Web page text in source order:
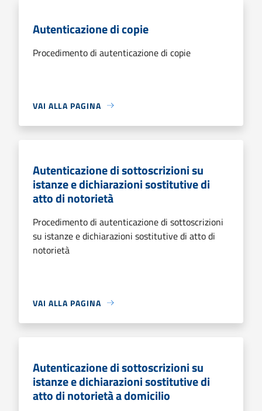
Autenticazione di copie
Procedimento di autenticazione di copie
VAI ALLA PAGINA
Autenticazione di sottoscrizioni su
istanze e dichiarazioni sostitutive di
atto di notorietà
Procedimento di autenticazione di sottoscrizioni
su istanze e dichiarazioni sostitutive di atto di
notorietà
VAI ALLA PAGINA
Autenticazione di sottoscrizioni su
istanze e dichiarazioni sostitutive di
atto di notorietà a domicilio